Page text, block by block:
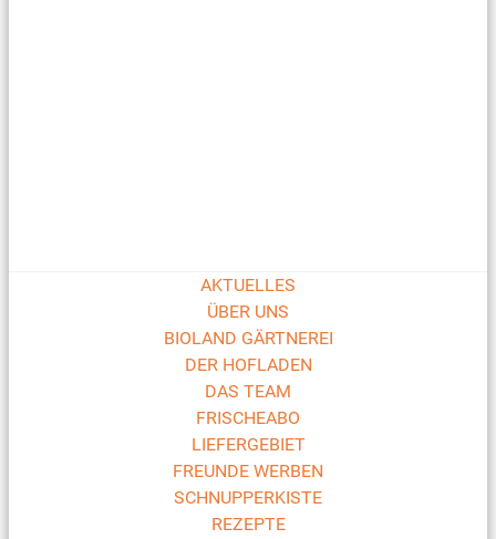
AKTUELLES
ÜBER UNS
BIOLAND GÄRTNEREI
DER HOFLADEN
DAS TEAM
FRISCHEABO
LIEFERGEBIET
FREUNDE WERBEN
SCHNUPPERKISTE
REZEPTE